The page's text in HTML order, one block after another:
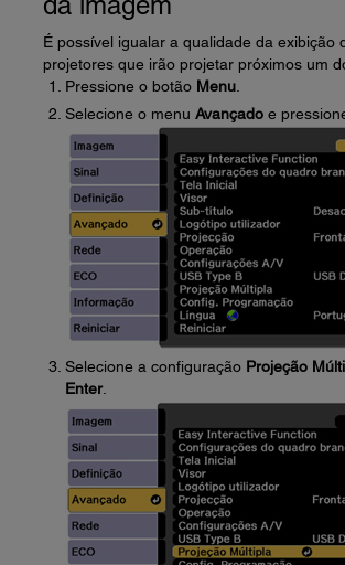
É possível igualar a qualidade da exibição
projetores que irão projetar próximos um
Pressione o botão Menu
Selecione o menu Avançado e
Selecione a configuração Projeção
Enter.